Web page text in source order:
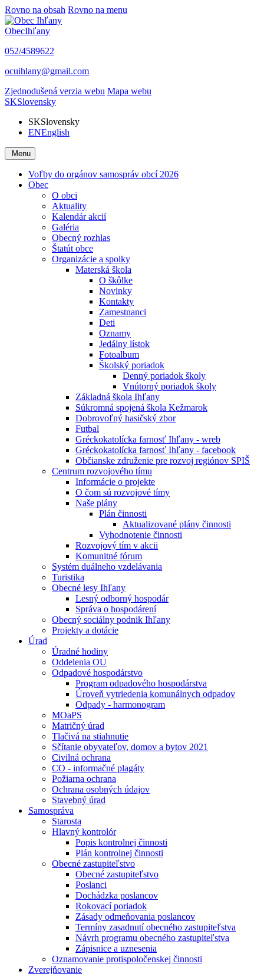
Rovno na obsah Rovno na menu
ObecIhľany
052/4589622
ocuihlany@gmail.com
Zjednodušená verzia webu Mapa webu
SKSlovensky
SKSlovensky
ENEnglish
Menu
Voľby do orgánov samospráv obcí 2026
Obec
O obci
Aktuality
Kalendár akcií
Galéria
Obecný rozhlas
Štatút obce
Organizácie a spolky
Materská škola
O škôlke
Novinky
Kontakty
Zamestnanci
Deti
Oznamy
Jedálny lístok
Fotoalbum
Školský poriadok
Denný poriadok školy
Vnútorný poriadok školy
Základná škola Ihľany
Súkromná spojená škola Kežmarok
Dobrovoľný hasičský zbor
Futbal
Gréckokatolícka farnosť Ihľany - wreb
Gréckokatolícka farnosť Ihľany - facebook
Občianske združenie pre rozvoj regiónov SPIŠ
Centrum rozvojového tímu
Informácie o projekte
O čom sú rozvojové tímy
Naše plány
Plán činnosti
Aktualizované plány činnosti
Vyhodnotenie činnosti
Rozvojový tím v akcii
Komunitné fórum
Systém duálneho vzdelávania
Turistika
Obecné lesy Ihľany
Lesný odborný hospodár
Správa o hospodárení
Obecný sociálny podnik Ihľany
Projekty a dotácie
Úrad
Úradné hodiny
Oddelenia OU
Odpadové hospodárstvo
Program odpadového hospodárstva
Úroveň vytriedenia komunálnych odpadov
Odpady - harmonogram
MOaPS
Matričný úrad
Tlačivá na stiahnutie
Sčítanie obyvateľov, domov a bytov 2021
Civilná ochrana
CO - informačné plagáty
Požiarna ochrana
Ochrana osobných údajov
Stavebný úrad
Samospráva
Starosta
Hlavný kontrolór
Popis kontrolnej činnosti
Plán kontrolnej činnosti
Obecné zastupiteľstvo
Obecné zastupiteľstvo
Poslanci
Dochádzka poslancov
Rokovací poriadok
Zásady odmeňovania poslancov
Termíny zasadnutí obecného zastupiteľstva
Návrh programu obecného zastupiteľstva
Zápisnice a uznesenia
Oznamovanie protispoločenskej činnosti
Zverejňovanie